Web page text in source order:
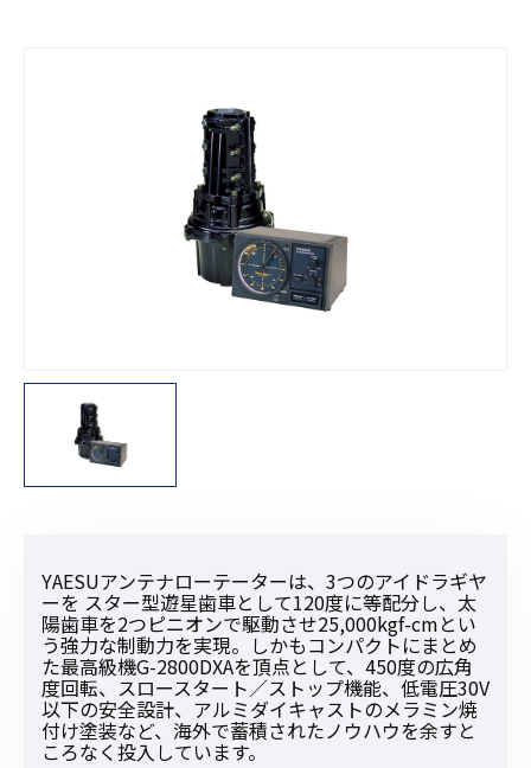
YAESUアンテナローテーターは、3つのアイドラギヤ
ーを スター型遊星歯車として120度に等配分し、太
陽歯車を2つピニオンで駆動させ25,000kgf-cmとい
う強力な制動力を実現。しかもコンパクトにまとめ
た最高級機G-2800DXAを頂点として、450度の広角
度回転、スロースタート／ストップ機能、低電圧30V
以下の安全設計、アルミダイキャストのメラミン焼
付け塗装など、海外で蓄積されたノウハウを余すと
ころなく投入しています。